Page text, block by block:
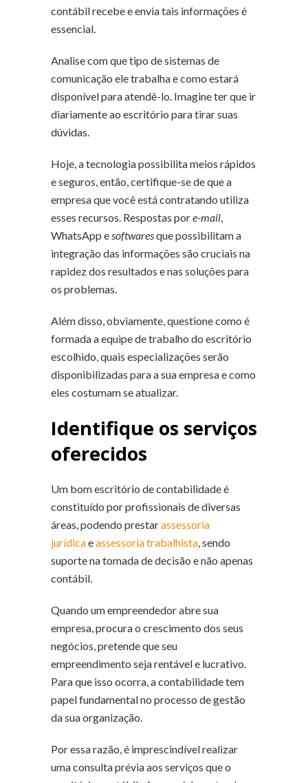
contábil recebe e envia tais informações é
essencial.
Analise com que tipo de sistemas de
comunicação ele trabalha e como estará
disponível para atendê-lo. Imagine ter que ir
diariamente ao escritório para tirar suas
dúvidas.
Hoje, a tecnologia possibilita meios rápidos
e seguros, então, certifique-se de que a
empresa que você está contratando utiliza
esses recursos. Respostas pore-mail
WhatsApp e softwaresque possibilitam a
integração das informações são cruciais na
rapidez dos resultados e nas soluções para
os problemas.
Além disso, obviamente, questione como é
formada a equipe de trabalho do escritório
escolhido, quais especializações serão
disponibilizadas para a sua empresa e como
eles costumam se atualizar.
Identifique os serviços
oferecidos
Um bom escritório de contabilidade é
constituído por profissionais de diversas
áreas, podendo prestarassessoria
jurídicaeassessoria trabalhista , sendo
suporte na tomada de decisão e não apenas
contábil.
Quando um empreendedor abre sua
empresa, procura o crescimento dos seus
negócios, pretende que seu
empreendimento seja rentável e lucrativo.
Para que isso ocorra, a contabilidade tem
papel fundamental no processo de gestão
da sua organização.
Por essa razão, é imprescindível realizar
uma consulta prévia aos serviços que o